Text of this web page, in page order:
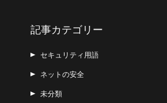
記事カテゴリー
セキュリティ用語
ネットの安全
未分類